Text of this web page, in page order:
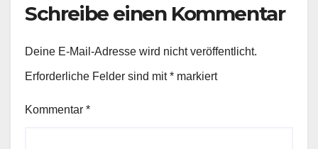
Schreibe einen Kommentar
Deine E-Mail-Adresse wird nicht veröffentlicht.
Erforderliche Felder sind mit* markiert
Kommentar *